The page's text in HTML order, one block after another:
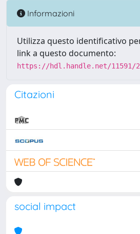
Informazioni
Utilizza questo identificativo
link a questo documento:
https://hdl.handle.net/11591/
Citazioni
social impact